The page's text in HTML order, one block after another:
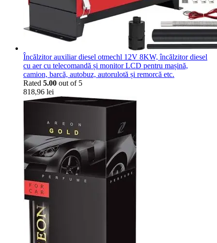
Încălzitor auxiliar diesel otmechl 12V 8KW, încălzitor diesel
cu aer cu telecomandă și monitor LCD pentru mașină,
camion, barcă, autobuz, autorulotă și remorcă etc.
Rated 5.00 out of 5
818,96 lei